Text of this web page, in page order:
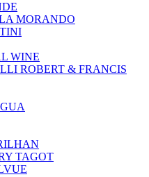
MORANDO
WINE
ROBERT & FRANCIS
TAGOT